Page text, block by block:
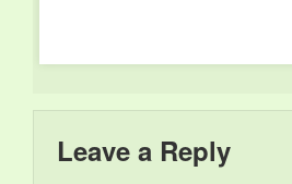
occasione della
manifestazione,
Leave a Reply